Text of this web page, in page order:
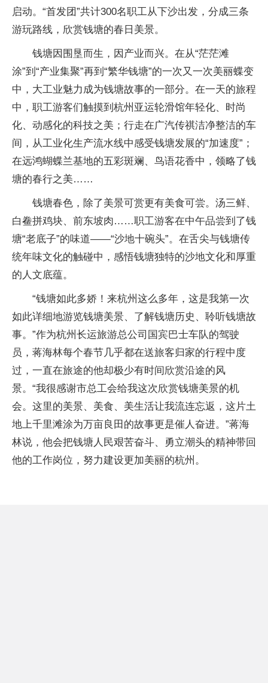
启动。“首发团”共计300名职工从下沙出发，分成三条
游玩路线，欣赏钱塘的春日美景。
钱塘因围垦而生，因产业而兴。在从“茫茫滩
涂”到“产业集聚”再到“繁华钱塘”的一次又一次美丽蝶变
中，大工业魅力成为钱塘故事的一部分。在一天的旅程
中，职工游客们触摸到杭州亚运轮滑馆年轻化、时尚
化、动感化的科技之美；行走在广汽传祺洁净整洁的车
间，从工业化生产流水线中感受钱塘发展的“加速度”；
在远鸿蝴蝶兰基地的五彩斑斓、鸟语花香中，领略了钱
塘的春行之美……
钱塘春色，除了美景可赏更有美食可尝。汤三鲜、
白鲞拼鸡块、前东坡肉……职工游客在中午品尝到了钱
塘“老底子”的味道——“沙地十碗头”。在舌尖与钱塘传
统年味文化的触碰中，感悟钱塘独特的沙地文化和厚重
的人文底蕴。
“钱塘如此多娇！来杭州这么多年，这是我第一次
如此详细地游览钱塘美景、了解钱塘历史、聆听钱塘故
事。”作为杭州长运旅游总公司国宾巴士车队的驾驶
员，蒋海林每个春节几乎都在送旅客归家的行程中度
过，一直在旅途的他却极少有时间欣赏沿途的风
景。“我很感谢市总工会给我这次欣赏钱塘美景的机
会。这里的美景、美食、美生活让我流连忘返，这片土
地上千里滩涂为万亩良田的故事更是催人奋进。”蒋海
林说，他会把钱塘人民艰苦奋斗、勇立潮头的精神带回
他的工作岗位，努力建设更加美丽的杭州。